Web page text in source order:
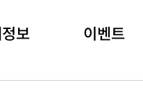
보 이벤트